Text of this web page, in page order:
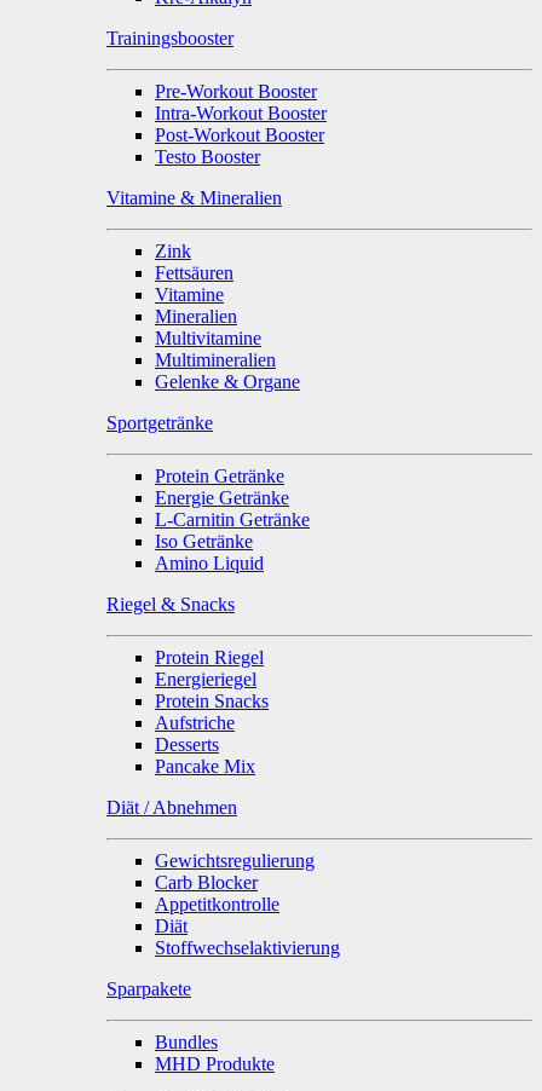
Trainingsbooster
Pre-Workout Booster
Intra-Workout Booster
Post-Workout Booster
Testo Booster
Vitamine & Mineralien
Zink
Fettsäuren
Vitamine
Mineralien
Multivitamine
Multimineralien
Gelenke & Organe
Sportgetränke
Protein Getränke
Energie Getränke
L-Carnitin Getränke
Iso Getränke
Amino Liquid
Riegel & Snacks
Protein Riegel
Energieriegel
Protein Snacks
Aufstriche
Desserts
Pancake Mix
Diät / Abnehmen
Gewichtsregulierung
Carb Blocker
Appetitkontrolle
Diät
Stoffwechselaktivierung
Sparpakete
Bundles
MHD Produkte